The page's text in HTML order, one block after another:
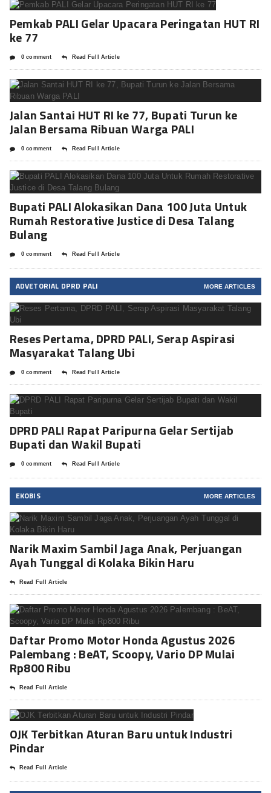
Pemkab PALI Gelar Upacara Peringatan HUT RI
ke 77
0 comment Read Full Article
Jalan Santai HUT RI ke 77, Bupati Turun ke
Jalan Bersama Ribuan Warga PALI
0 comment Read Full Article
Bupati PALI Alokasikan Dana 100 Juta Untuk
Rumah Restorative Justice di Desa Talang
Bulang
0 comment Read Full Article
ADVETORIAL DPRD PALI MORE ARTICLES
Reses Pertama, DPRD PALI, Serap Aspirasi
Masyarakat Talang Ubi
0 comment Read Full Article
DPRD PALI Rapat Paripurna Gelar Sertijab
Bupati dan Wakil Bupati
0 comment Read Full Article
EKOBIS MORE ARTICLES
Narik Maxim Sambil Jaga Anak, Perjuangan
Ayah Tunggal di Kolaka Bikin Haru
Read Full Article
Daftar Promo Motor Honda Agustus 2026
Palembang : BeAT, Scoopy, Vario DP Mulai
Rp800 Ribu
Read Full Article
OJK Terbitkan Aturan Baru untuk Industri
Pindar
Read Full Article